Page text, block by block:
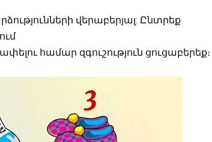
վերաբերյալ: Ընտրեք
համար զգուշություն ցուցաբերեք։